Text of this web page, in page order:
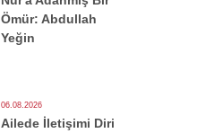
Ömür: Abdullah
Yeğin
06.08.2026
Ailede İletişimi Diri